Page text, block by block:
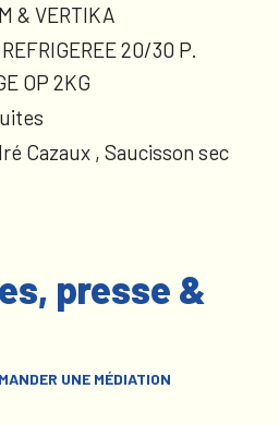
& VERTIKA
20/30 P.
OP 2KG
Cazaux , Saucisson sec
presse &
UNE MÉDIATION